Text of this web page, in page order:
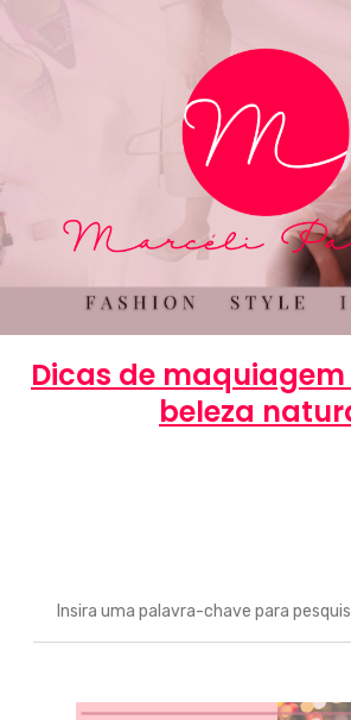
Dicas de
beleza